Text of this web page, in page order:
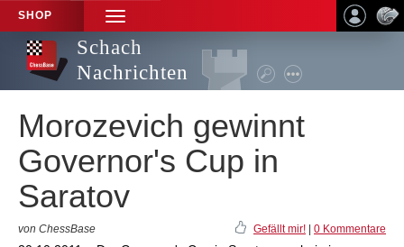
SHOP
TOGGLE
NAVIGATION
Schach
Nachrichten
Morozevich gewinnt
Governor's Cup in
Saratov
von ChessBase Gefällt mir! 0 Kommentare